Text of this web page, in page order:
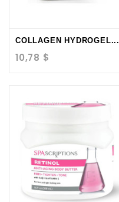
COLLAGEN HYDROGEL...
10,78 $